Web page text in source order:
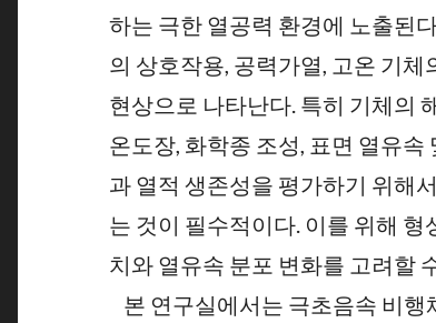
하는 극한 열공력 환경에 노출된
의 상호작용, 공력가열, 고온 기
현상으로 나타난다. 특히 기체의
온도장, 화학종 조성, 표면 열유
과 열적 생존성을 평가하기 위해
는 것이 필수적이다. 이를 위해 형
치와 열유속 분포 변화를 고려할
본 연구실에서는 극초음속 비